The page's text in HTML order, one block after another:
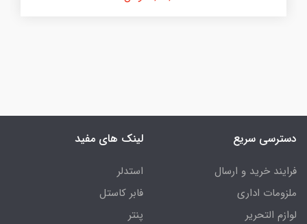
دسترسی سریع
فرایند خرید و ارسال
ملزومات اداری
لوازم التحریر
لینک های مفید
استدلر
فابر کاستل
پنتر